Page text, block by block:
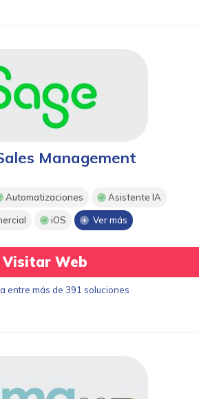
Management
Automatizaciones Asistente IA
iOS Ver más
Visitar Web
entre más de 391 soluciones